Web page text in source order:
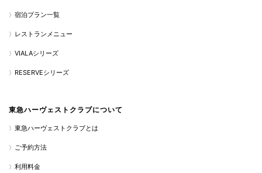
宿泊プラン一覧
レストランメニュー
VIALAシリーズ
RESERVEシリーズ
東急ハーヴェストクラブについて
東急ハーヴェストクラブとは
ご予約方法
利用料金